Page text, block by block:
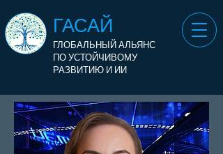
ГАСАЙ
ГЛОБАЛЬНЫЙ АЛЬЯНС
ПО УСТОЙЧИВОМУ
РАЗВИТИЮ И ИИ